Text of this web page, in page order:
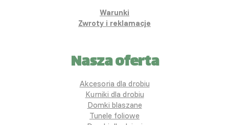
Warunki
Zwroty i reklamacje
Nasza oferta
Akcesoria dla drobiu
Kurniki dla drobiu
Domki blaszane
Tunele foliowe